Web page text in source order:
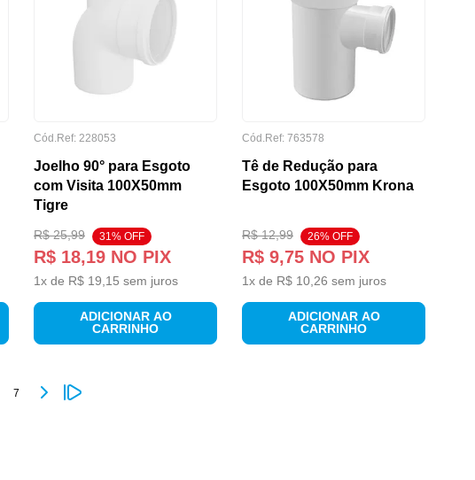
Cód.Ref: 228053
Joelho 90° para Esgoto
com Visita 100X50mm
Tigre
R$ 25,99 31% OFF
R$ 18,19 NO PIX
1x de R$ 19 15 sem juros
ADICIONAR AO
CARRINHO
Cód.Ref: 763578
Tê de Redução para
Esgoto 100X50mm Krona
R$ 12,99 26% OFF
R$ 9,75 NO PIX
1x de R$ 10 26 sem juros
ADICIONAR AO
CARRINHO
7